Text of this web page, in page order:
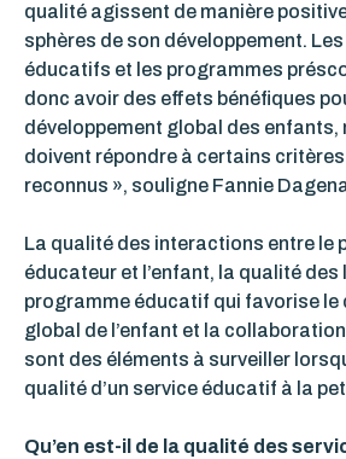
qualité agissent de manière
sphères de son développement.
éducatifs et les programmes
donc avoir des effets bénéfiques
développement global des enfants,
doivent répondre à certains
reconnus », souligne Fannie
La qualité des interactions entre le
éducateur et l’enfant, la qualité des
programme éducatif qui favorise le
global de l’enfant et la
sont des éléments à surveiller
qualité d’un service éducatif à la
Qu’en est-il de la qualité des